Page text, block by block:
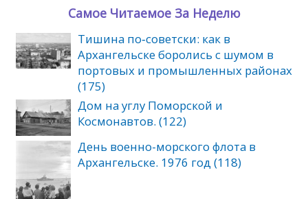
Самое Читаемое За Неделю
Тишина по‑советски: как в
Архангельске боролись с шумом в
портовых и промышленных районах
(175)
Дом на углу Поморской и
Космонавтов. (122)
День военно-морского флота в
Архангельске. 1976 год (118)